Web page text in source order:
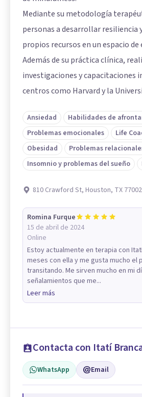
Mediante su metodología
personas a desarrollar resiliencia
propios recursos en un espacio de
Además de su práctica clínica,
investigaciones y capacitaciones
centros como Harvard y la
Ansiedad
Habilidades de
Problemas emocionales
Life
Obesidad
Problemas
Insomnio y problemas del sueño
810 Crawford St, Houston, TX 77002
Romina Furque
15 de abril de 2024
Online
Estoy actualmente en terapia con
meses con ella y me gusta mucho el
transitando. Me sirven mucho en mi
señalamientos que me...
Leer más
Contacta con Itatí
WhatsApp Email